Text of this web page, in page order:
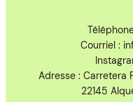
Courriel :
Adresse : Carretera
22145